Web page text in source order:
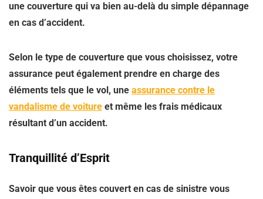
une couverture qui va bien au-delà du simple dépannage
en cas d’accident.
Selon le type de couverture que vous choisissez, votre
assurance peut également prendre en charge des
éléments tels que le vol, une assurance contre le
vandalisme de voiture et même les frais médicaux
résultant d’un accident.
Tranquillité d’Esprit
Savoir que vous êtes couvert en cas de sinistre vous